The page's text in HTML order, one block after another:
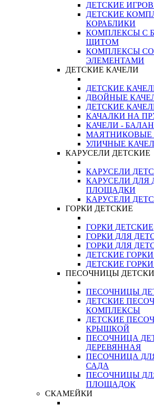
ДЕТСКИЕ
ДЕТСКИЕ
КОРАБЛИКИ
КОМПЛЕКСЫ С
ЩИТОМ
КОМПЛЕКСЫ
ЭЛЕМЕНТАМИ
ДЕТСКИЕ КАЧЕЛИ
ДЕТСКИЕ
ДВОЙНЫЕ
ДЕТСКИЕ
КАЧАЛКИ НА
КАЧЕЛИ -
МАЯТНИКОВЫЕ
УЛИЧНЫЕ
КАРУСЕЛИ ДЕТСКИЕ
КАРУСЕЛИ
КАРУСЕЛИ ДЛЯ
ПЛОЩАДКИ
КАРУСЕЛИ
ГОРКИ ДЕТСКИЕ
ГОРКИ ДЕТСКИЕ
ГОРКИ ДЛЯ
ГОРКИ ДЛЯ
ДЕТСКИЕ
ДЕТСКИЕ
ПЕСОЧНИЦЫ
ПЕСОЧНИЦЫ
ДЕТСКИЕ
КОМПЛЕКСЫ
ДЕТСКИЕ
КРЫШКОЙ
ПЕСОЧНИЦА
ДЕРЕВЯННАЯ
ПЕСОЧНИЦА
САДА
ПЕСОЧНИЦЫ
ПЛОЩАДОК
СКАМЕЙКИ